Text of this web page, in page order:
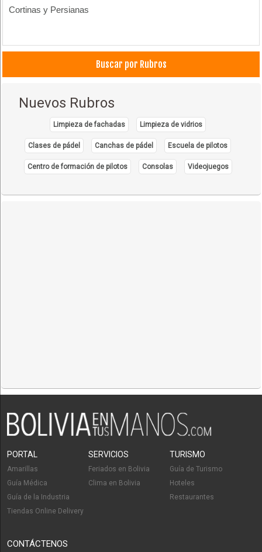
Cortinas y Persianas
Buscar por Rubros
Nuevos Rubros
Limpieza de fachadas Limpieza de vidrios
Clases de pádel Canchas de pádel Escuela de pilotos
Centro de formación de pilotos Consolas Videojuegos
PORTAL
Amarillas
Guía Médica
Guía de la Industria
Tiendas Online Delivery
SERVICIOS
Feriados en Bolivia
Clima en Bolivia
TURISMO
Guía de Turismo
Hoteles
Restaurantes
CONTÁCTENOS